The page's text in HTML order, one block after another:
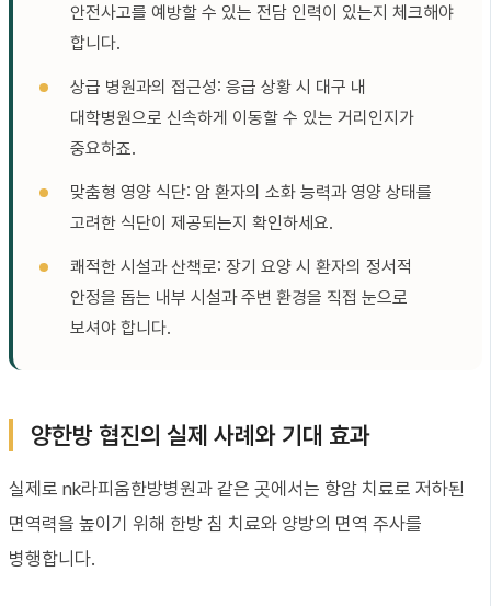
안전사고를 예방할 수 있는 전담 인력이 있는지 체크해야
합니다.
상급 병원과의 접근성: 응급 상황 시 대구 내
대학병원으로 신속하게 이동할 수 있는 거리인지가
중요하죠.
맞춤형 영양 식단: 암 환자의 소화 능력과 영양 상태를
고려한 식단이 제공되는지 확인하세요.
쾌적한 시설과 산책로: 장기 요양 시 환자의 정서적
안정을 돕는 내부 시설과 주변 환경을 직접 눈으로
보셔야 합니다.
양한방 협진의 실제 사례와 기대 효과
실제로 nk라피움한방병원과 같은 곳에서는 항암 치료로 저하된
면역력을 높이기 위해 한방 침 치료와 양방의 면역 주사를
병행합니다.